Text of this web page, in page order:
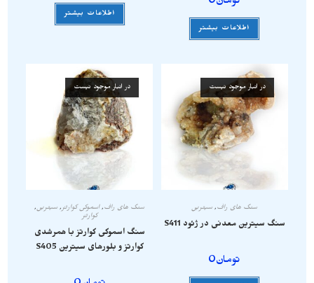
اطلاعات بیشتر
اطلاعات بیشتر
در انبار موجود نیست
سنگ های راف, سیترین
سنگ سیترین معدنی در ژئود S411
تومان0
در انبار موجود نیست
سنگ های راف,اسموکی کوارتز, سیترین,
کوارتز
سنگ اسموکی کوارتز با همرشدی
کوارتز و بلورهای سیترین S405